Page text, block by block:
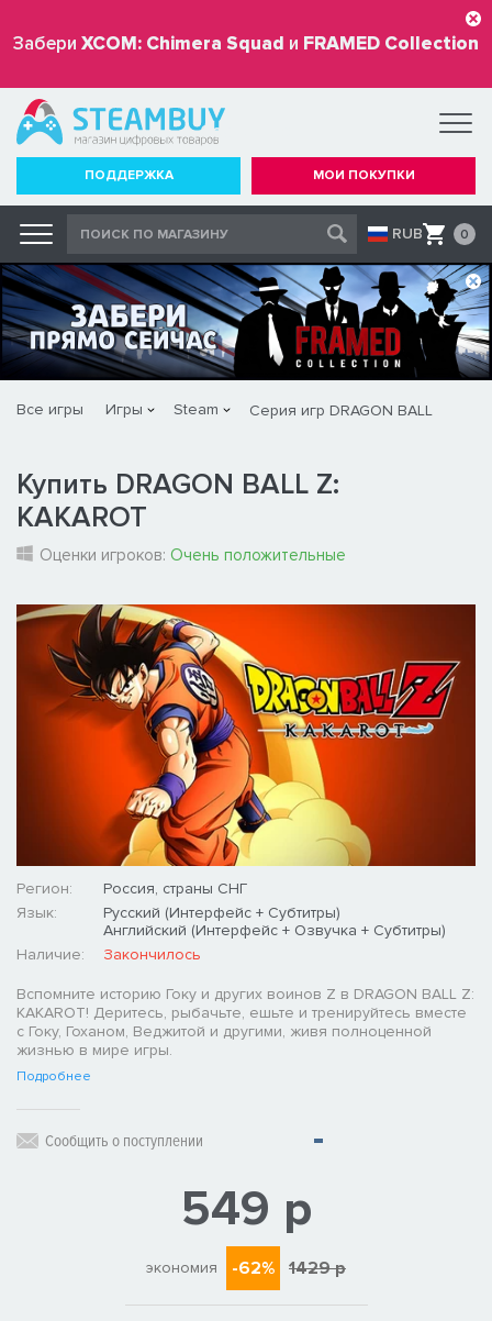
Забери XCOM: Chimera Squad и FRAMED Collection
бесплатно
ПОДДЕРЖКА МОИ ПОКУПКИ
RUB 0
Все игры Игры Steam Серия игр DRAGON BALL
Купить DRAGON BALL Z:
KAKAROT
Оценки игроков: Очень положительные
Регион:
Россия, страны СНГ
Язык:
Русский (Интерфейс + Субтитры)
Английский (Интерфейс + Озвучка + Субтитры)
Наличие:
Закончилось
Вспомните историю Гоку и других воинов Z в DRAGON BALL Z:
KAKAROT! Деритесь, рыбачьте, ешьте и тренируйтесь вместе
с Гоку, Гоханом, Веджитой и другими, живя полноценной
жизнью в мире игры.
Подробнее
Сообщить о поступлении
549 р
экономия -62% 1429 р